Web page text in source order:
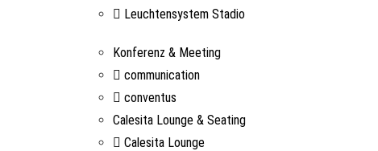
Leuchtensystem Stadio
Konferenz & Meeting
communication
conventus
Calesita Lounge & Seating
Calesita Lounge